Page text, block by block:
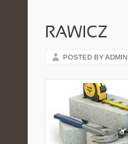
RAWICZ
POSTED BY ADMIN